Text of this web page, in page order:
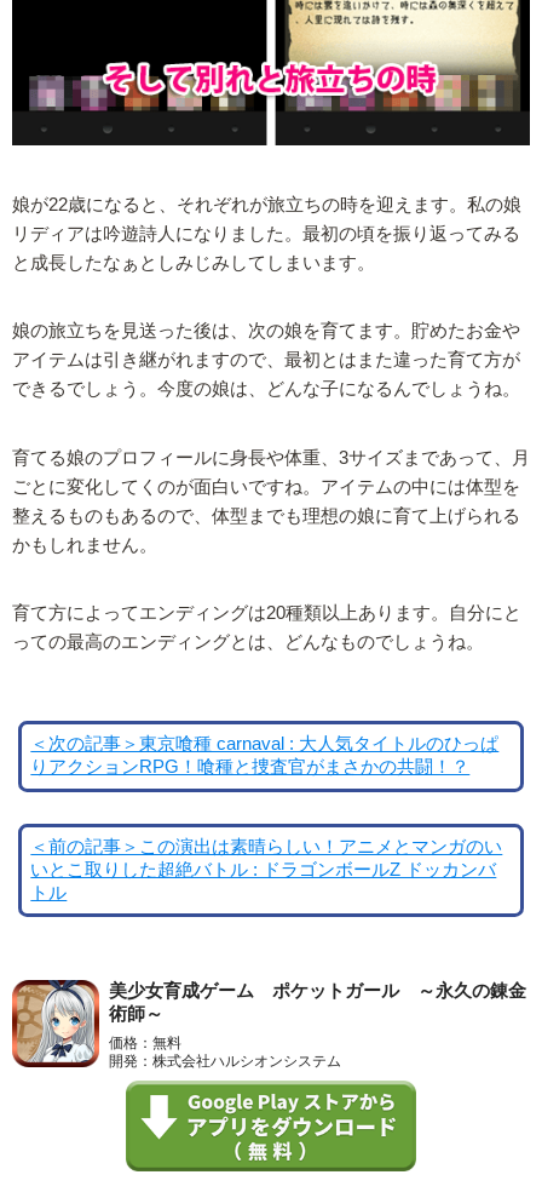
娘が22歳になると、それぞれが旅立ちの時を迎えます。私の娘
リディアは吟遊詩人になりました。最初の頃を振り返ってみる
と成長したなぁとしみじみしてしまいます。
娘の旅立ちを見送った後は、次の娘を育てます。貯めたお金や
アイテムは引き継がれますので、最初とはまた違った育て方が
できるでしょう。今度の娘は、どんな子になるんでしょうね。
育てる娘のプロフィールに身長や体重、3サイズまであって、月
ごとに変化してくのが面白いですね。アイテムの中には体型を
整えるものもあるので、体型までも理想の娘に育て上げられる
かもしれません。
育て方によってエンディングは20種類以上あります。自分にと
っての最高のエンディングとは、どんなものでしょうね。
＜次の記事＞東京喰種 carnaval : 大人気タイトルのひっぱ
りアクションRPG！喰種と捜査官がまさかの共闘！？
＜前の記事＞この演出は素晴らしい！アニメとマンガのい
いとこ取りした超絶バトル : ドラゴンボールZ ドッカンバ
トル
美少女育成ゲーム ポケットガール ～永久の錬金
術師～
価格：無料
開発：株式会社ハルシオンシステム